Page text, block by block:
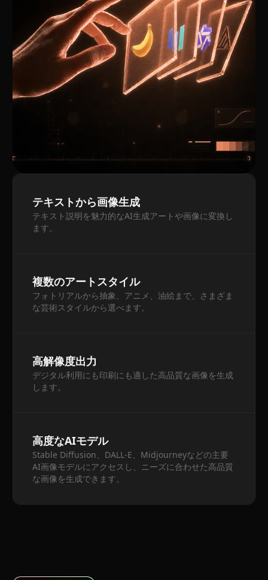
テキストから画像生成
テキスト説明を魅力的なAI生成アートや画像に変換し
ます。
複数のアートスタイル
フォトリアルから抽象、アニメ、油絵まで、さまざま
な芸術スタイルから選べます。
高解像度出力
デジタル利用にも印刷にも適した高品質な画像を生成
します。
高度なAIモデル
Stable Diffusion、DALL-E、Midjourneyなどの主要
AI画像モデルにアクセスし、ニーズに合わせた高品質
な画像を生成できます。